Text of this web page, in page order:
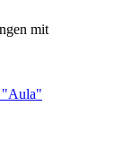
mit
"Aula"